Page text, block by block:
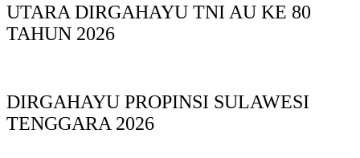
UTARA DIRGAHAYU TNI AU KE 80
TAHUN 2026
DIRGAHAYU PROPINSI SULAWESI
TENGGARA 2026